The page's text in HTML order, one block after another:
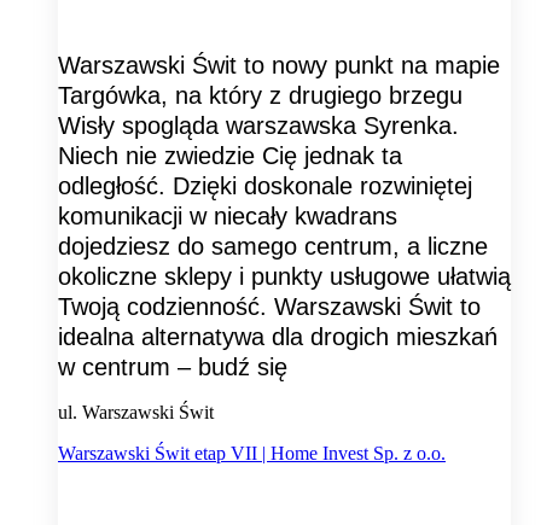
Warszawski Świt to nowy punkt na mapie
Targówka, na który z drugiego brzegu
Wisły spogląda warszawska Syrenka.
Niech nie zwiedzie Cię jednak ta
odległość. Dzięki doskonale rozwiniętej
komunikacji w niecały kwadrans
dojedziesz do samego centrum, a liczne
okoliczne sklepy i punkty usługowe ułatwią
Twoją codzienność. Warszawski Świt to
idealna alternatywa dla drogich mieszkań
w centrum – budź się
ul. Warszawski Świt
Warszawski Świt etap VII | Home Invest Sp. z o.o.